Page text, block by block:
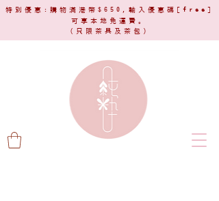
特別優惠:購物滿港幣$650,輸入優惠碼[ free ]
可享本地免運費。
(只限茶具及茶包)​